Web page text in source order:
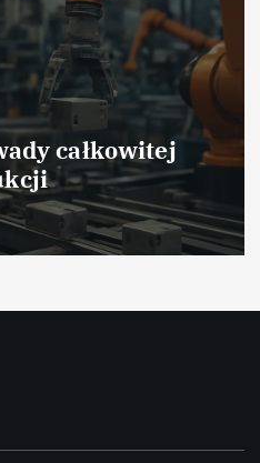
całkowitej